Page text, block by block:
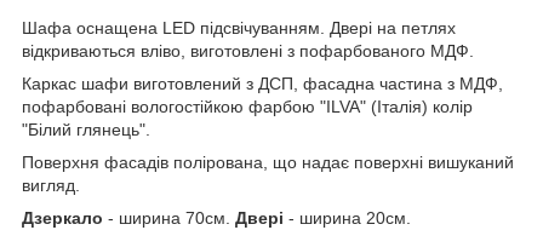
Шафа оснащена LED підсвічуванням. Двері на петлях
відкриваються вліво, виготовлені з пофарбованого МДФ.
Каркас шафи виготовлений з ДСП, фасадна частина з МДФ,
пофарбовані вологостійкою фарбою "ILVA" (Італія) колір
"Білий глянець".
Поверхня фасадів полірована, що надає поверхні вишуканий
вигляд.
Дзеркало - ширина 70см. Двері - ширина 20см.